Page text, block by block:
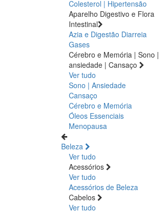
Colesterol | Hipertensão
Aparelho Digestivo e Flora
Intestinal
Azia e Digestão Diarreia
Gases
Cérebro e Memória | Sono |
ansiedade | Cansaço
Ver tudo
Sono | Ansiedade
Cansaço
Cérebro e Memória
Óleos Essenciais
Menopausa
Beleza
Ver tudo
Acessórios
Ver tudo
Acessórios de Beleza
Cabelos
Ver tudo